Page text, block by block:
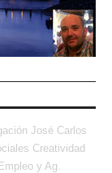
José Carlos
Creatividad
y Ag.